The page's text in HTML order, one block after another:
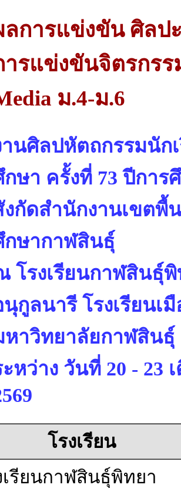
ลการแข่งขัน ศิลป
ารแข่งขันจิตรกร
ม.4-ม.6
านศิลปหัตถกรรมนัก
กษา ครั้งที่ 73 ปีการ
งกัดสำนักงานเขตพื้
กษากาฬสินธุ์
โรงเรียนกาฬสินธุ์พิ
นุกูลนารี โรงเรียนเ
หาวิทยาลัยกาฬสินธุ์
ะหว่าง วันที่ 20 - 23
โรงเรียน
เรียนกาฬสินธุ์พิทยา